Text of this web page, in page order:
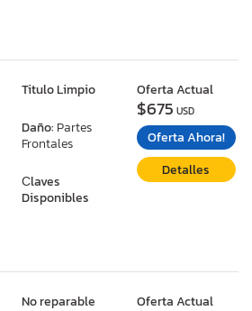
Titulo Limpio
Daño: Partes
Frontales
Сlaves
Disponibles
Oferta Actual
$675 USD
Oferta Ahora!
Detalles
No reparable Oferta Actual